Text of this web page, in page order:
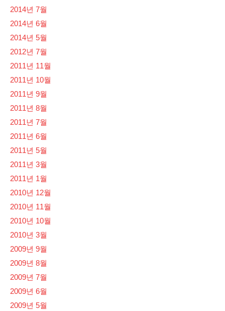
2014년 7월
2014년 6월
2014년 5월
2012년 7월
2011년 11월
2011년 10월
2011년 9월
2011년 8월
2011년 7월
2011년 6월
2011년 5월
2011년 3월
2011년 1월
2010년 12월
2010년 11월
2010년 10월
2010년 3월
2009년 9월
2009년 8월
2009년 7월
2009년 6월
2009년 5월